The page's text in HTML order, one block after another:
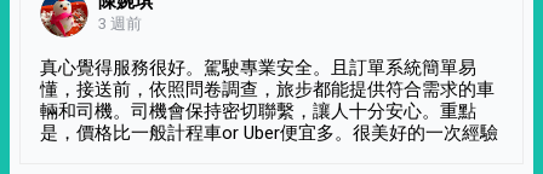
3 週前
真心覺得服務很好。駕駛專業安全。且訂單系統簡單易
懂，接送前，依照問卷調查，旅步都能提供符合需求的車
輛和司機。司機會保持密切聯繫，讓人十分安心。重點
是，價格比一般計程車or Uber便宜多。很美好的一次經驗